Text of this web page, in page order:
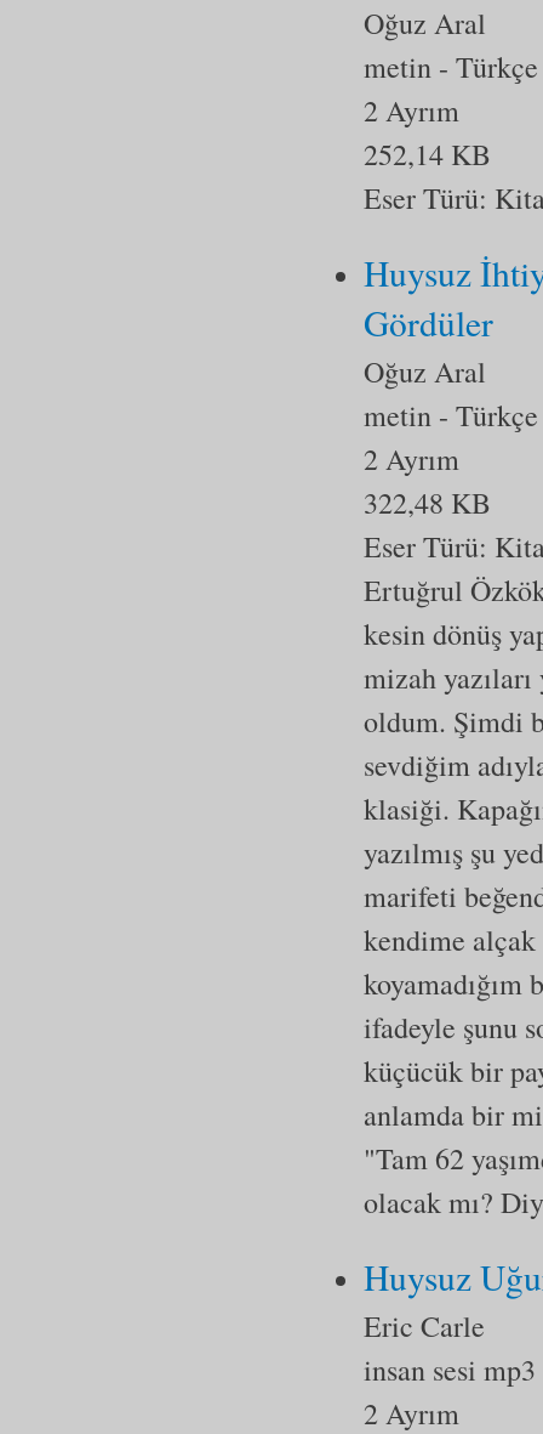
Oğuz Aral
metin - Türkçe
2 Ayrım
252,14 KB
Eser Türü:
Huysuz
Gördüler
Oğuz Aral
metin - Türkçe
2 Ayrım
322,48 KB
Eser Türü:
Ertuğrul
kesin dönüş
mizah
oldum. Şimdi
sevdiğim
klasiği.
yazılmış şu
marifeti
kendime alçak
ifadeyle şunu
küçücük bir
anlamda bir
"Tam 62
olacak mı?
Huysuz
Eric Carle
insan sesi mp3
2 Ayrım